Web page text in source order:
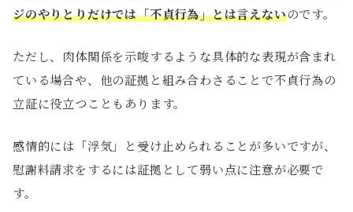
ジのやりとりだけでは「不貞行為」とは言えないのです。
ただし、肉体関係を示唆するような具体的な表現が含まれ
ている場合や、他の証拠と組み合わさることで不貞行為の
立証に役立つこともあります。
感情的には「浮気」と受け止められることが多いですが、
慰謝料請求をするには証拠として弱い点に注意が必要で
す。